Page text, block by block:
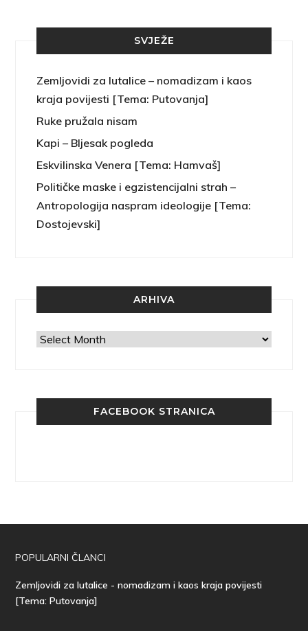
SVJEŽE
Zemljovidi za lutalice – nomadizam i kaos
kraja povijesti [Tema: Putovanja]
Ruke pružala nisam
Kapi – Bljesak pogleda
Eskvilinska Venera [Tema: Hamvaš]
Političke maske i egzistencijalni strah –
Antropologija naspram ideologije [Tema:
Dostojevski]
ARHIVA
Arhiva
FACEBOOK STRANICA
POPULARNI ČLANCI
Zemljovidi za lutalice - nomadizam i kaos kraja povijesti
[Tema: Putovanja]